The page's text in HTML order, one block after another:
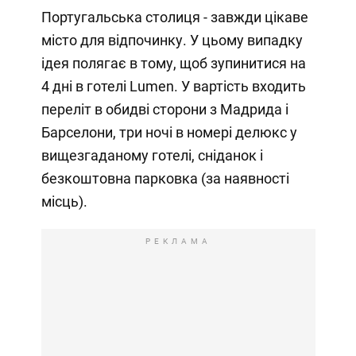
Португальська столиця - завжди цікаве
місто для відпочинку. У цьому випадку
ідея полягає в тому, щоб зупинитися на
4 дні в готелі Lumen. У вартість входить
переліт в обидві сторони з Мадрида і
Барселони, три ночі в номері делюкс у
вищезгаданому готелі, сніданок і
безкоштовна парковка (за наявності
місць).
РЕКЛАМА